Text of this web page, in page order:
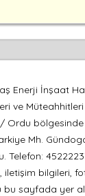
Enerji İnşaat
ve Müteahhitleri
Ordu
Mh.
Telefon:
bilgileri,
bu sayfada yer